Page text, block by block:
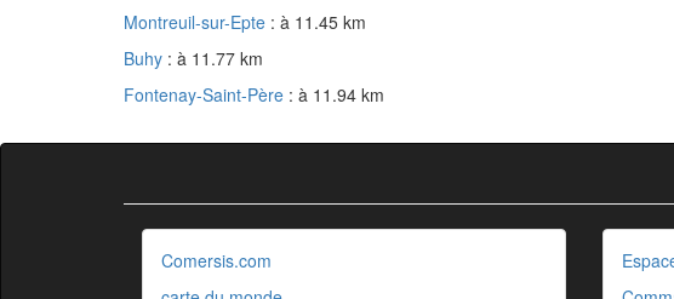
Montreuil-sur-Epte : à 11.45 km
Buhy : à 11.77 km
Fontenay-Saint-Père : à 11.94 km
Comersis.com